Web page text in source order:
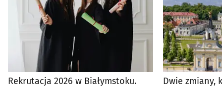
Rekrutacja 2026 w Białymstoku.
Dwie zmiany,